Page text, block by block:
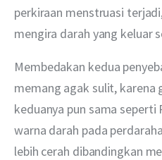
perkiraan menstruasi
mengira darah yang keluar
Membedakan kedua
memang agak sulit, karena
keduanya pun sama seperti
warna darah pada
lebih cerah dibandingkan